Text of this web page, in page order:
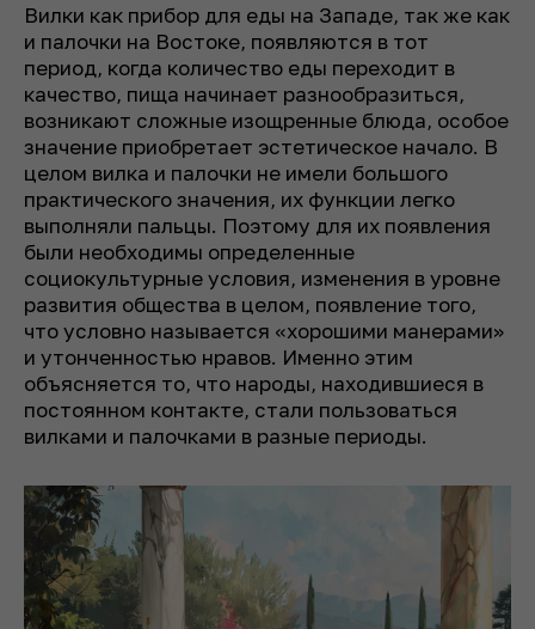
Вилки как прибор для еды на Западе, так же как
и палочки на Востоке, появляются в тот
период, когда количество еды переходит в
качество, пища начинает разнообразиться,
возникают сложные изощренные блюда, особое
значение приобретает эстетическое начало. В
целом вилка и палочки не имели большого
практического значения, их функции легко
выполняли пальцы. Поэтому для их появления
были необходимы определенные
социокультурные условия, изменения в уровне
развития общества в целом, появление того,
что условно называется «хорошими манерами»
и утонченностью нравов. Именно этим
объясняется то, что народы, находившиеся в
постоянном контакте, стали пользоваться
вилками и палочками в разные периоды.